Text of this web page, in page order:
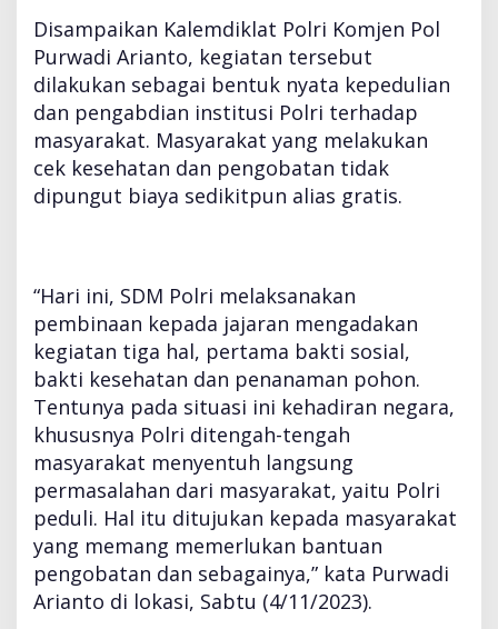
r
u
n
B
h
a
y
a
r
a
i
G
u
n
n
g
S
i
d
Disampaikan Kalemdiklat Polri Komjen Pol
Purwadi Arianto, kegiatan tersebut
dilakukan sebagai bentuk nyata kepedulian
dan pengabdian institusi Polri terhadap
masyarakat. Masyarakat yang melakukan
cek kesehatan dan pengobatan tidak
dipungut biaya sedikitpun alias gratis.
“Hari ini, SDM Polri melaksanakan
pembinaan kepada jajaran mengadakan
kegiatan tiga hal, pertama bakti sosial,
bakti kesehatan dan penanaman pohon.
Tentunya pada situasi ini kehadiran negara,
khususnya Polri ditengah-tengah
masyarakat menyentuh langsung
permasalahan dari masyarakat, yaitu Polri
peduli. Hal itu ditujukan kepada masyarakat
yang memang memerlukan bantuan
pengobatan dan sebagainya,” kata Purwadi
Arianto di lokasi, Sabtu (4/11/2023).